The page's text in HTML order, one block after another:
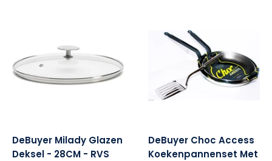
DeBuyer Milady Glazen
Deksel - 28CM - RVS
DeBuyer Choc Access
Koekenpannenset Met